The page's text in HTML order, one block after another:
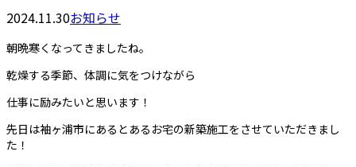
2024.11.30お知らせ
朝晩寒くなってきましたね。
乾燥する季節、体調に気をつけながら
仕事に励みたいと思います！
先日は袖ヶ浦市にあるとあるお宅の新築施工をさせていただきまし
た！